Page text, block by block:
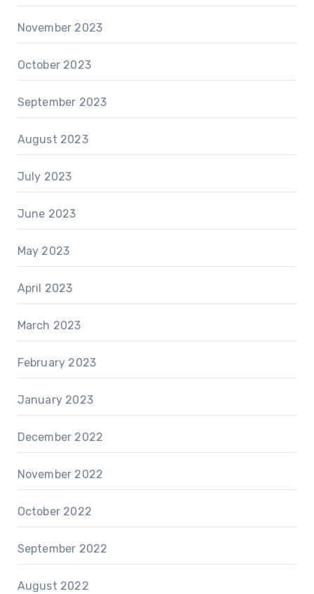
November 2023
October 2023
September 2023
August 2023
July 2023
June 2023
May 2023
April 2023
March 2023
February 2023
January 2023
December 2022
November 2022
October 2022
September 2022
August 2022